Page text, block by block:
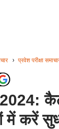
प्रवेश परीक्षा
में करें